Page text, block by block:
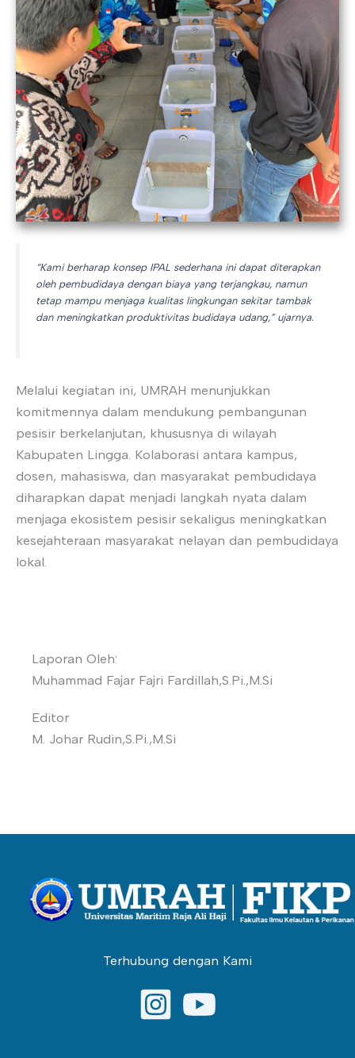
“Kami berharap konsep IPAL sederhana ini dapat diterapkan
oleh pembudidaya dengan biaya yang terjangkau, namun
tetap mampu menjaga kualitas lingkungan sekitar tambak
dan meningkatkan produktivitas budidaya udang,” ujarnya.
Melalui kegiatan ini, UMRAH menunjukkan
komitmennya dalam mendukung pembangunan
pesisir berkelanjutan, khususnya di wilayah
Kabupaten Lingga. Kolaborasi antara kampus,
dosen, mahasiswa, dan masyarakat pembudidaya
diharapkan dapat menjadi langkah nyata dalam
menjaga ekosistem pesisir sekaligus meningkatkan
kesejahteraan masyarakat nelayan dan pembudidaya
lokal.
Laporan Oleh:
Muhammad Fajar Fajri Fardillah,S.Pi.,M.Si
Editor
M. Johar Rudin,S.Pi.,M.Si
Terhubung dengan Kami